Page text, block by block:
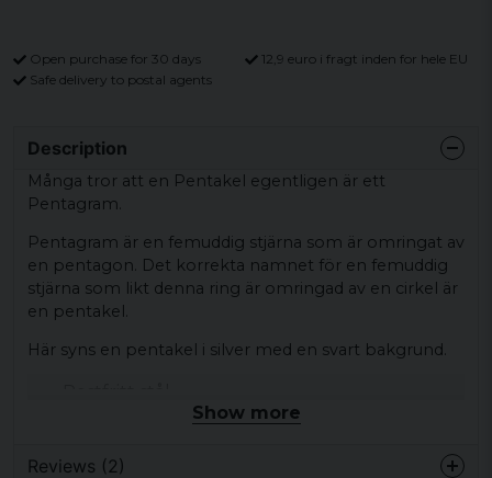
Open purchase for 30 days
12,9 euro i fragt inden for hele EU
Safe delivery to postal agents
Description
Många tror att en Pentakel egentligen är ett
Pentagram.
Pentagram är en femuddig stjärna som är omringat av
en pentagon. Det korrekta namnet för en femuddig
stjärna som likt denna ring är omringad av en cirkel är
en pentakel.
Här syns en pentakel i silver med en svart bakgrund.
Historisk anknytning
Show more
Reviews (2)